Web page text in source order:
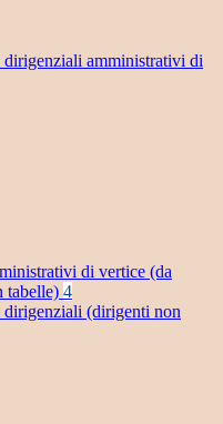
amministrativi di
di vertice (da
tabelle) 4
(dirigenti non